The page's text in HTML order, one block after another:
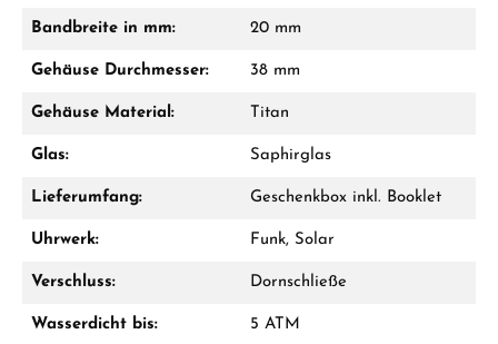
WhatsApp Chat
Geschenk im Warenkorb.
GESCHENKE ANSEHEN
Bandbreite in mm: 20 mm
Gehäuse Durchmesser: 38 mm
Gehäuse Material: Titan
Glas: Saphirglas
Lieferumfang: Geschenkbox inkl. Booklet
Uhrwerk: Funk, Solar
Verschluss: Dornschließe
Wasserdicht bis: 5 ATM